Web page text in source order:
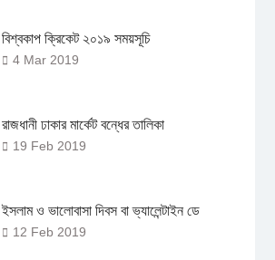
বিশ্বকাপ ক্রিকেট ২০১৯ সময়সূচি
4 Mar 2019
রাজধানী ঢাকার মার্কেট বন্ধের তালিকা
19 Feb 2019
ইসলাম ও ভালোবাসা দিবস বা ভ্যালেন্টাইন ডে
12 Feb 2019